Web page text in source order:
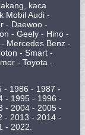
kaca
Mobil Audi -
- Daewoo -
- Geely - Hino -
Mercedes Benz -
- Smart -
- Toyota -
- 1986 - 1987 -
- 1995 - 1996 -
- 2004 - 2005 -
- 2013 - 2014 -
- 2022.